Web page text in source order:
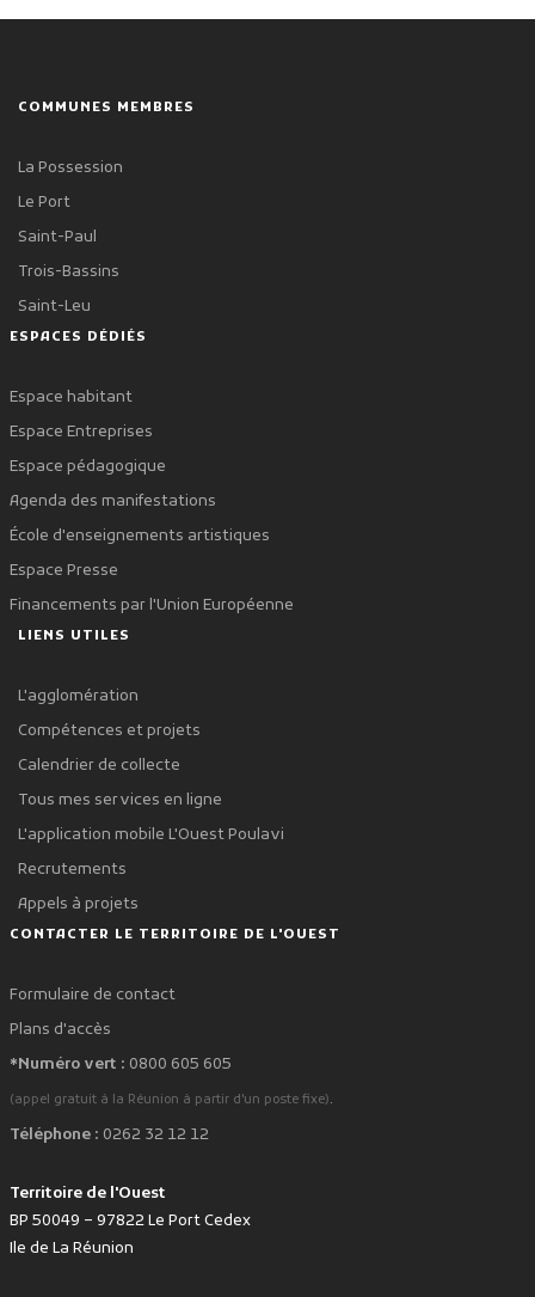
COMMUNES MEMBRES
La Possession
Le Port
Saint-Paul
Trois-Bassins
Saint-Leu
ESPACES DÉDIÉS
Espace habitant
Espace Entreprises
Espace pédagogique
Agenda des manifestations
École d'enseignements artistiques
Espace Presse
Financements par l'Union Européenne
LIENS UTILES
L'agglomération
Compétences et projets
Calendrier de collecte
Tous mes services en ligne
L'application mobile L'Ouest Poulavi
Recrutements
Appels à projets
CONTACTER LE TERRITOIRE DE L'OUEST
Formulaire de contact
Plans d'accès
*Numéro vert : 0800 605 605
(appel gratuit à la Réunion à partir d'un poste fixe).
Téléphone : 0262 32 12 12
Territoire de l'Ouest
BP 50049 – 97822 Le Port Cedex
Ile de La Réunion